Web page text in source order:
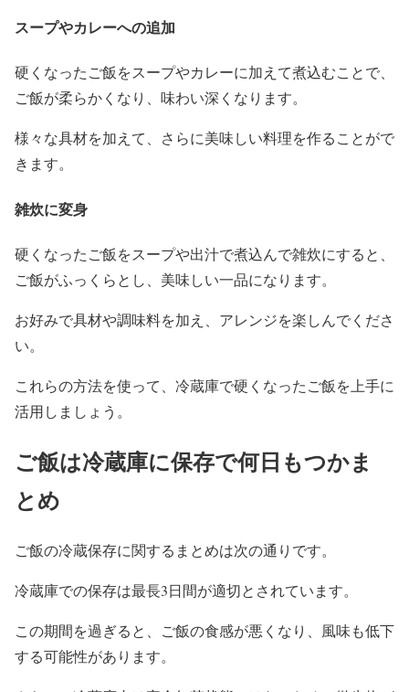
スープやカレーへの追加
硬くなったご飯をスープやカレーに加えて煮込むことで、
ご飯が柔らかくなり、味わい深くなります。
様々な具材を加えて、さらに美味しい料理を作ることがで
きます。
雑炊に変身
硬くなったご飯をスープや出汁で煮込んで雑炊にすると、
ご飯がふっくらとし、美味しい一品になります。
お好みで具材や調味料を加え、アレンジを楽しんでくださ
い。
これらの方法を使って、冷蔵庫で硬くなったご飯を上手に
活用しましょう。
ご飯は冷蔵庫に保存で何日もつかま
とめ
ご飯の冷蔵保存に関するまとめは次の通りです。
冷蔵庫での保存は最長3日間が適切とされています。
この期間を過ぎると、ご飯の食感が悪くなり、風味も低下
する可能性があります。